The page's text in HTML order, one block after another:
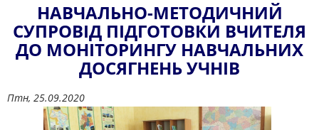
НАВЧАЛЬНО-МЕТОДИЧНИЙ
СУПРОВІД ПІДГОТОВКИ ВЧИТЕЛЯ
ДО МОНІТОРИНГУ НАВЧАЛЬНИХ
ДОСЯГНЕНЬ УЧНІВ
Птн, 25.09.2020